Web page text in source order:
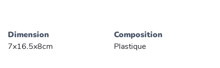
Dimension
7x16.5x8cm
Composition
Plastique